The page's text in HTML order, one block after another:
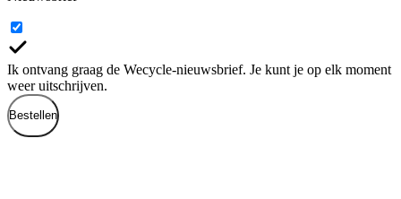
Ik ontvang graag de Wecycle-nieuwsbrief. Je kunt je op elk moment
weer uitschrijven.
Bestellen